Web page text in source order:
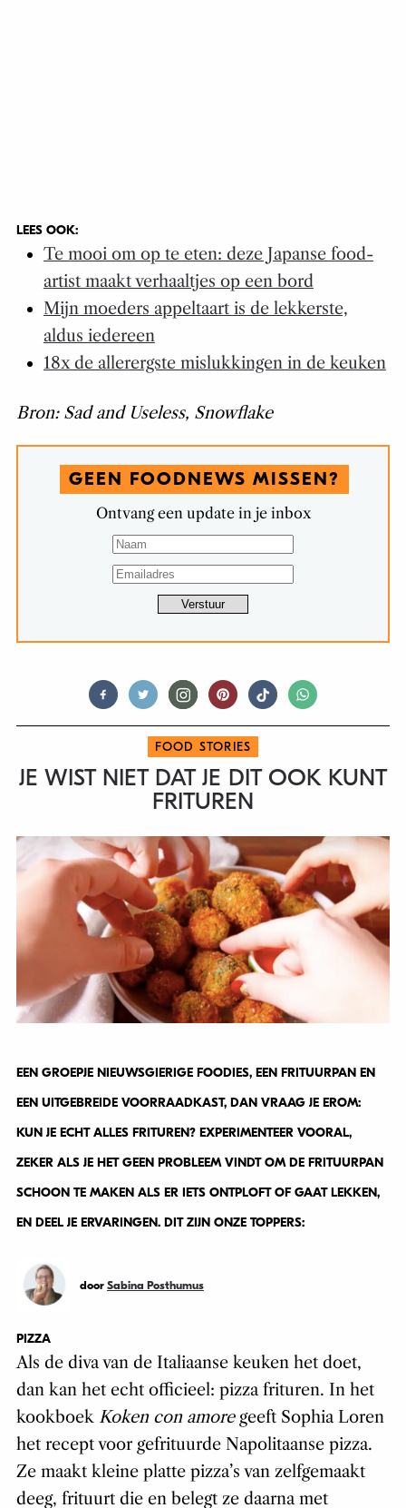
LEES OOK:
Te mooi om op te eten: deze Japanse food-
artist maakt verhaaltjes op een bord
Mijn moeders appeltaart is de lekkerste,
aldus iedereen
18x de allerergste mislukkingen in de keuken
Bron: Sad and Useless, Snowflake
GEEN FOODNEWS MISSEN?
Ontvang een update in je inbox
FOOD STORIES
JE WIST NIET DAT JE DIT OOK KUNT
FRITUREN
EEN GROEPJE NIEUWSGIERIGE FOODIES, EEN FRITUURPAN EN
EEN UITGEBREIDE VOORRAADKAST, DAN VRAAG JE EROM:
KUN JE ECHT ALLES FRITUREN? EXPERIMENTEER VOORAL,
ZEKER ALS JE HET GEEN PROBLEEM VINDT OM DE FRITUURPAN
SCHOON TE MAKEN ALS ER IETS ONTPLOFT OF GAAT LEKKEN,
EN DEEL JE ERVARINGEN. DIT ZIJN ONZE TOPPERS:
door Sabina Posthumus
PIZZA
Als de diva van de Italiaanse keuken het doet,
dan kan het echt officieel: pizza frituren. In het
kookboek Koken con amoregeeft Sophia Loren
het recept voor gefrituurde Napolitaanse pizza.
Ze maakt kleine platte pizza’s van zelfgemaakt
deeg, frituurt die en belegt ze daarna met